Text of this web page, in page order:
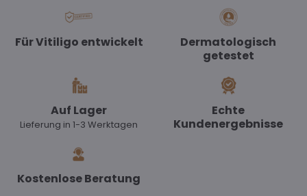
Für Vitiligo entwickelt
Dermatologisch
getestet
Auf Lager
Lieferung in 1-3 Werktagen
Echte
Kundenergebnisse
Kostenlose Beratung